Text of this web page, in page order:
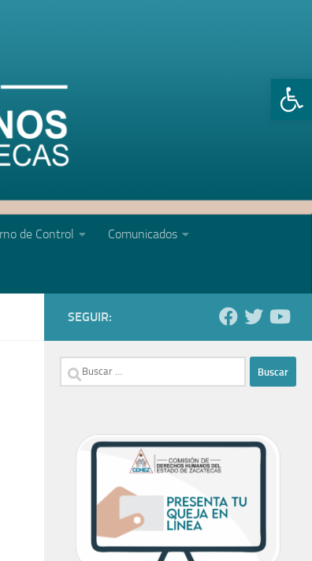
Abrir
de Control Comunicados
SEGUIR:
Buscar: